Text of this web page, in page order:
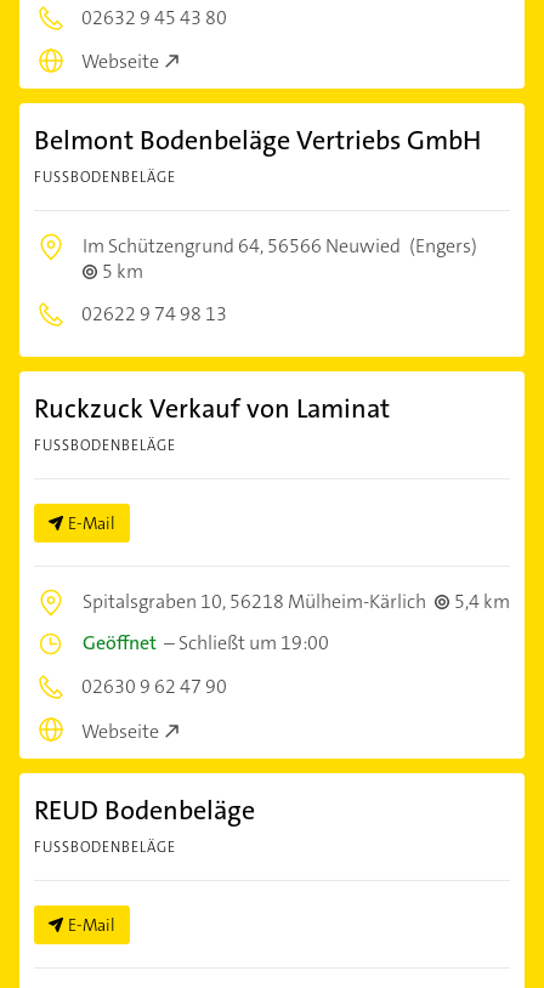
02632 9 45 43 80
Webseite
Belmont Bodenbeläge Vertriebs GmbH
FUSSBODENBELÄGE
Im Schützengrund 64,56566 Neuwied (Engers)
5 km
02622 9 74 98 13
Ruckzuck Verkauf von Laminat
FUSSBODENBELÄGE
E-Mail
Spitalsgraben 10,56218 Mülheim-Kärlich
5,4 km
Geöffnet –Schließt um 19:00
02630 9 62 47 90
Webseite
REUD Bodenbeläge
FUSSBODENBELÄGE
E-Mail